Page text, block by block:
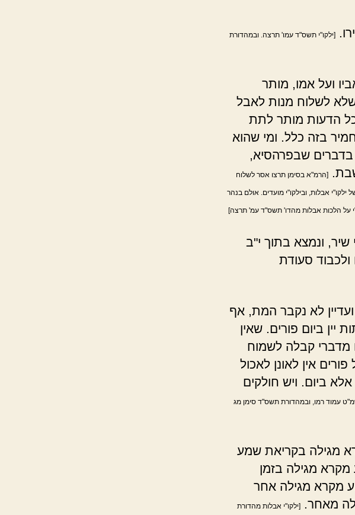
[ילקו"י תשס"ד עמו' תרצה. ובמהדורת
ועל אמו, מותר
שלא לשלוח מנות לאבל
הדעות מותר לתת
בזה כלל. ומי שהוא
בדברים שבפרהסיא,
[הרמ"א בסימן תרצו אסר לשלוח
אבלות, ובילקו"י מועדים. אולם בנהר
על הלכות אבלות מהדו' תשס"ד עמ' תרצה]
שיר, ונמצא בתוך י"ב
סעודת
לא נקבר המת, אף
יין ביום פורים. שאין
קבלה לשמוח
אין לאונן לאכול
ביום. ויש חולקים
עמוד רמו, ובמהדורת תשס"ד סימן מג
מגילה בקריאת שמע
מקרא מגילה בזמן
מקרא מגילה אחר
מאחר.
[ילקו"י אבלות מהדורת